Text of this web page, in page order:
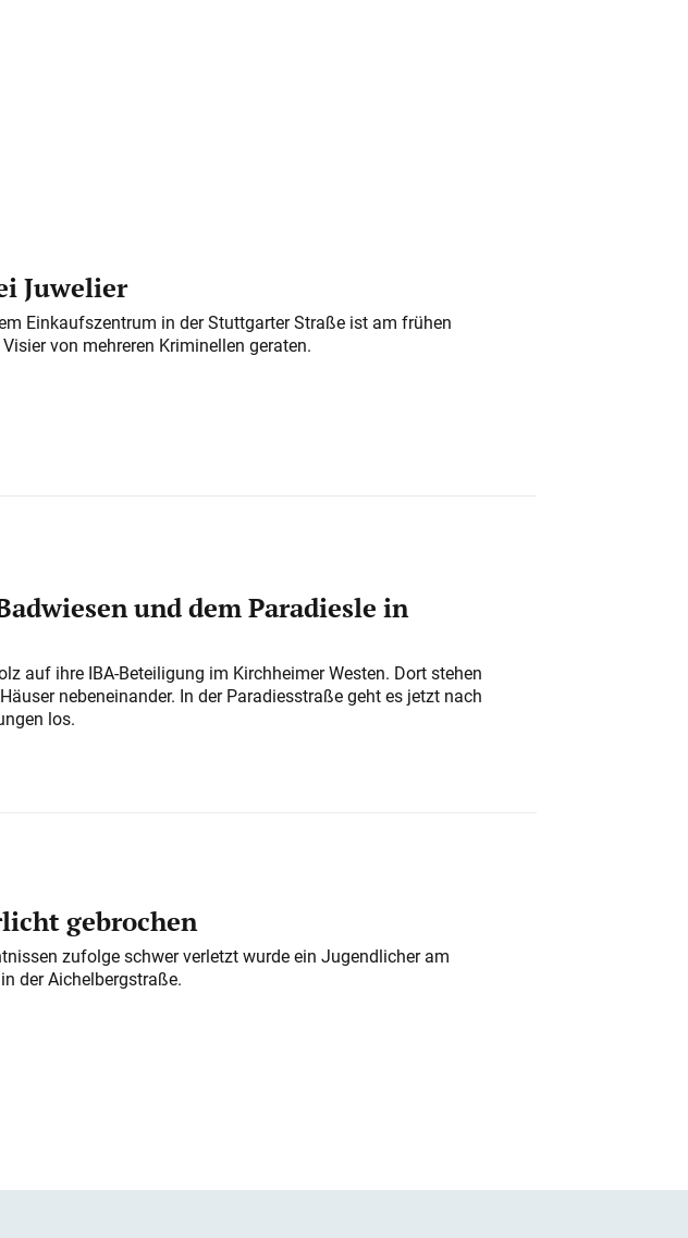
Juwelier
Einkaufszentrum in der Stuttgarter Straße ist am frühen
von mehreren Kriminellen geraten.
und dem Paradiesle in
auf ihre IBA-Beteiligung im Kirchheimer Westen. Dort stehen
nebeneinander. In der Paradiesstraße geht es jetzt nach
los.
gebrochen
zufolge schwer verletzt wurde ein Jugendlicher am
der Aichelbergstraße.